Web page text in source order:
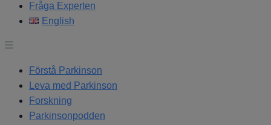
Fråga Experten
English
Förstå Parkinson
Leva med Parkinson
Forskning
Parkinsonpodden